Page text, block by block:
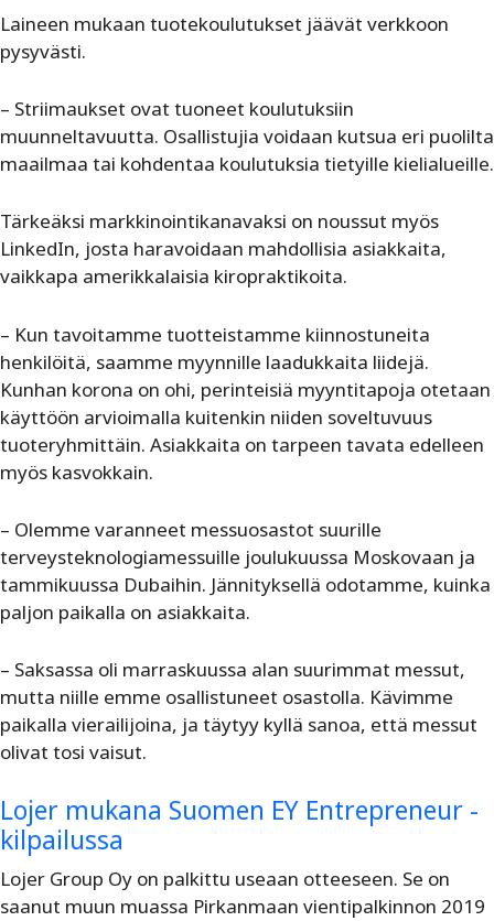
Laineen mukaan tuotekoulutukset jäävät verkkoon
pysyvästi.
– Striimaukset ovat tuoneet koulutuksiin
muunneltavuutta. Osallistujia voidaan kutsua eri puolilta
maailmaa tai kohdentaa koulutuksia tietyille kielialueille.
Tärkeäksi markkinointikanavaksi on noussut myös
LinkedIn, josta haravoidaan mahdollisia asiakkaita,
vaikkapa amerikkalaisia kiropraktikoita.
– Kun tavoitamme tuotteistamme kiinnostuneita
henkilöitä, saamme myynnille laadukkaita liidejä.
Kunhan korona on ohi, perinteisiä myyntitapoja otetaan
käyttöön arvioimalla kuitenkin niiden soveltuvuus
tuoteryhmittäin. Asiakkaita on tarpeen tavata edelleen
myös kasvokkain.
– Olemme varanneet messuosastot suurille
terveysteknologiamessuille joulukuussa Moskovaan ja
tammikuussa Dubaihin. Jännityksellä odotamme, kuinka
paljon paikalla on asiakkaita.
– Saksassa oli marraskuussa alan suurimmat messut,
mutta niille emme osallistuneet osastolla. Kävimme
paikalla vierailijoina, ja täytyy kyllä sanoa, että messut
olivat tosi vaisut.
Lojer mukana Suomen EY Entrepreneur -
kilpailussa
Lojer Group Oy on palkittu useaan otteeseen. Se on
saanut muun muassa Pirkanmaan vientipalkinnon 2019